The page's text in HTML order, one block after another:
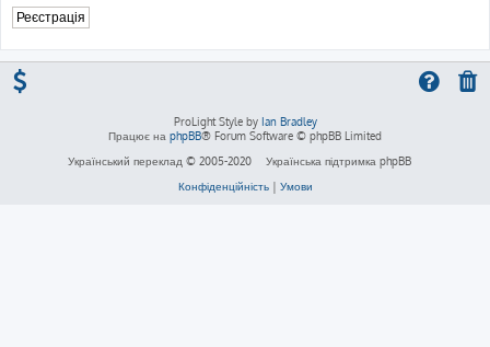
Реєстрація
ProLight Style by Ian Bradley
Працює на phpBB® Forum Software © phpBB Limited
Український переклад © 2005-2020
Українська підтримка phpBB
Конфіденційність| Умови